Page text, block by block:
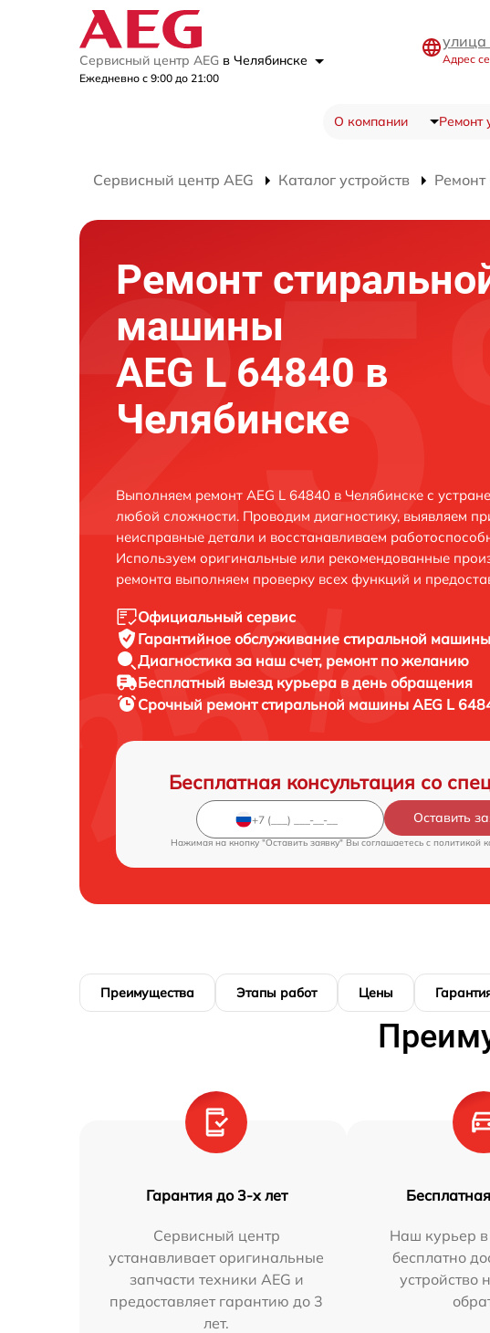
Сервисный центр AEG в Челябинске
Ежедневно с 9:00 до 21:00
улица
Адрес
О компании Ремонт
Сервисный центр AEG Каталог устройств
Ремонт
машины
AEG L 64840 в
Челябинске
Выполняем ремонт AEG L 64840 в Челябинске с
любой сложности. Проводим диагностику, выявляем
неисправные детали и восстанавливаем
Используем оригинальные или рекомендованные
ремонта выполняем проверку всех функций и
Официальный сервис
Гарантийное обслуживание стиральной
Диагностика за наш счет, ремонт по желанию
Бесплатный выезд курьера в день обращения
Срочный ремонтстиральной машины AEG L
Бесплатная консультация со
Оставить
Нажимая на кнопку "Оставить заявку" Вы соглашаетесь c политикой
Преимущества Этапы работ Цены
Гарантия до 3-х лет
Сервисный центр
устанавливает оригинальные
запчасти техники AEG и
предоставляет гарантию до 3
лет.
Наш курьер
бесплатно
устройство